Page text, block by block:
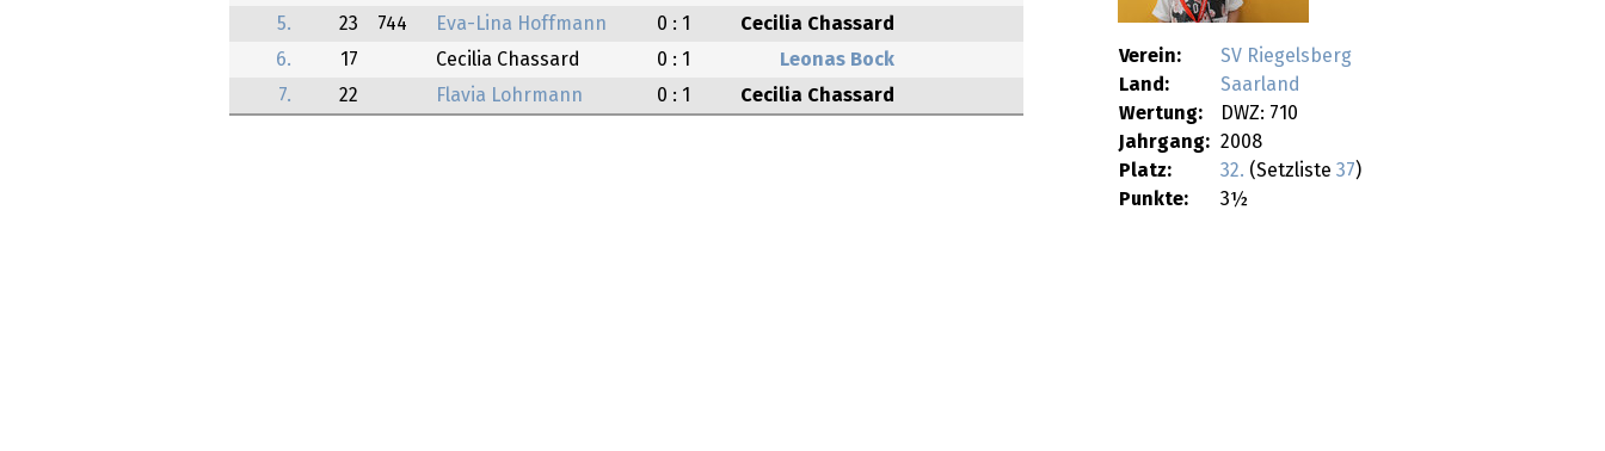
Verein:
SV Riegelsberg
Land:
Saarland
Wertung:
DWZ: 710
Jahrgang: 2008
Platz:
32. (Setzliste 37)
Punkte:
3½
5.
23 744 Eva-Lina Hoffmann 0 : 1
Cecilia Chassard
6.
17 Cecilia Chassard 0 : 1
Leonas Bock
7.
22 Flavia Lohrmann 0 : 1 Cecilia Chassard